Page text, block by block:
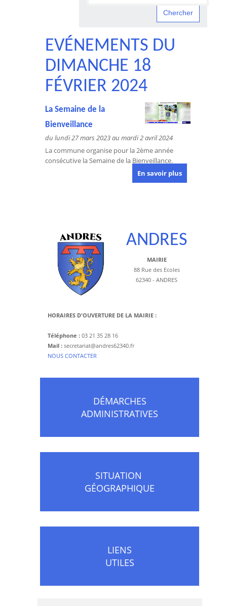
EVÉNEMENTS DU
DIMANCHE 18
FÉVRIER 2024
La Semaine de la
Bienveillance
du lundi 27 mars 2023 au mardi 2 avril 2024
La commune organise pour la 2ème année
consécutive la Semaine de la Bienveillance.
En savoir plus
ANDRES
MAIRIE
88 Rue des Ecoles
62340 - ANDRES
HORAIRES D'OUVERTURE DE LA MAIRIE :
Téléphone : 03 21 35 28 16
Mail : secretariat@andres62340.fr
​NOUS CONTACTER
DÉMARCHES
ADMINISTRATIVES
SITUATION
GÉOGRAPHIQUE
LIENS
UTILES